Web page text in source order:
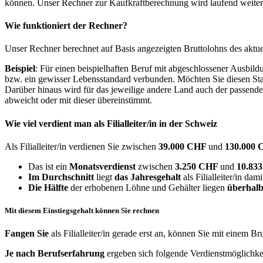
können. Unser Rechner zur Kaufkraftberechnung wird laufend
Wie funktioniert der Rechner?
Unser Rechner berechnet auf Basis angezeigten Bruttolohns des
Beispiel: Für einen beispielhaften Beruf mit abgeschlossener
bzw. ein gewisser Lebensstandard verbunden. Möchten Sie diesen
Darüber hinaus wird für das jeweilige andere Land auch der
abweicht oder mit dieser übereinstimmt.
Wie viel verdient man als Filialleiter/in in der Schweiz
Als Filialleiter/in verdienen Sie zwischen 39.000 CHF und 130.000
Das ist ein Monatsverdienst zwischen 3.250 CHF und
Im Durchschnitt liegt das Jahresgehalt als Filialleiter/in
Die Hälfte der erhobenen Löhne und Gehälter liegen
Mit diesem Einstiegsgehalt können Sie rechnen
Fangen Sie als Filialleiter/in gerade erst an, können Sie mit einem
Je nach Berufserfahrung ergeben sich folgende